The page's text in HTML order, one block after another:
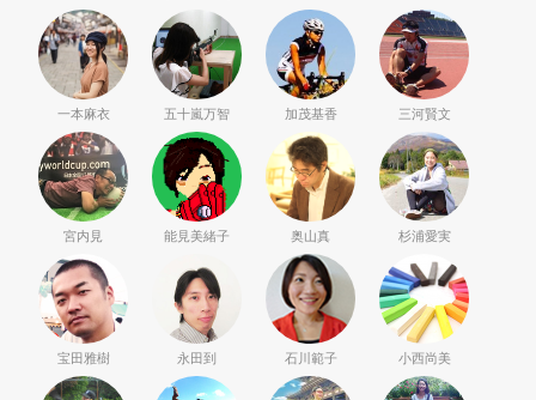
一本麻衣 五十嵐万智 加茂基香 三河賢文
宮内見 能見美緒子 奥山真 杉浦愛実
宝田雅樹 永田到 石川範子 小西尚美